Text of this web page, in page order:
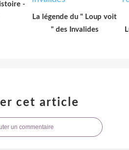
-
La légende du " Loup voit
" des Invalides
cet article
un commentaire